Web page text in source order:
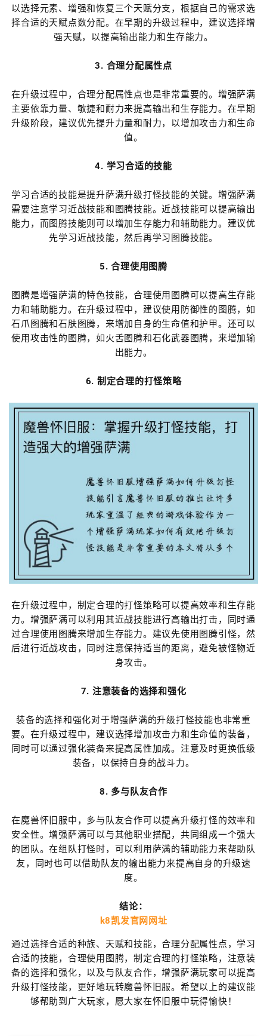
以选择元素、增强和恢复三个天赋分支，根据自己的需求选
择合适的天赋点数分配。在早期的升级过程中，建议选择增
强天赋，以提高输出能力和生存能力。
3. 合理分配属性点
在升级过程中，合理分配属性点也是非常重要的。增强萨满
主要依靠力量、敏捷和耐力来提高输出和生存能力。在早期
升级阶段，建议优先提升力量和耐力，以增加攻击力和生命
值。
4. 学习合适的技能
学习合适的技能是提升萨满升级打怪技能的关键。增强萨满
需要注意学习近战技能和图腾技能。近战技能可以提高输出
能力，而图腾技能则可以增加生存能力和辅助能力。建议优
先学习近战技能，然后再学习图腾技能。
5. 合理使用图腾
图腾是增强萨满的特色技能，合理使用图腾可以提高生存能
力和辅助能力。在升级过程中，建议使用防御性的图腾，如
石爪图腾和石肤图腾，来增加自身的生命值和护甲。还可以
使用攻击性的图腾，如火舌图腾和石化武器图腾，来增加输
出能力。
6. 制定合理的打怪策略
在升级过程中，制定合理的打怪策略可以提高效率和生存能
力。增强萨满可以利用其近战技能进行高输出打击，同时通
过合理使用图腾来增加生存能力。建议先使用图腾引怪，然
后进行近战攻击，同时注意保持适当的距离，避免被怪物近
身攻击。
7. 注意装备的选择和强化
装备的选择和强化对于增强萨满的升级打怪技能也非常重
要。在升级过程中，建议选择增加攻击力和生命值的装备，
同时可以通过强化装备来提高属性加成。注意及时更换低级
装备，以保持自身的战斗力。
8. 多与队友合作
在魔兽怀旧服中，多与队友合作可以提高升级打怪的效率和
安全性。增强萨满可以与其他职业搭配，共同组成一个强大
的团队。在组队打怪时，可以利用萨满的辅助能力来帮助队
友，同时也可以借助队友的输出能力来提高自身的升级速
度。
结论：
k8凯发官网网址
通过选择合适的种族、天赋和技能，合理分配属性点，学习
合适的技能，合理使用图腾，制定合理的打怪策略，注意装
备的选择和强化，以及与队友合作，增强萨满玩家可以提高
升级打怪技能，更好地玩转魔兽怀旧服。希望以上的建议能
够帮助到广大玩家，愿大家在怀旧服中玩得愉快！